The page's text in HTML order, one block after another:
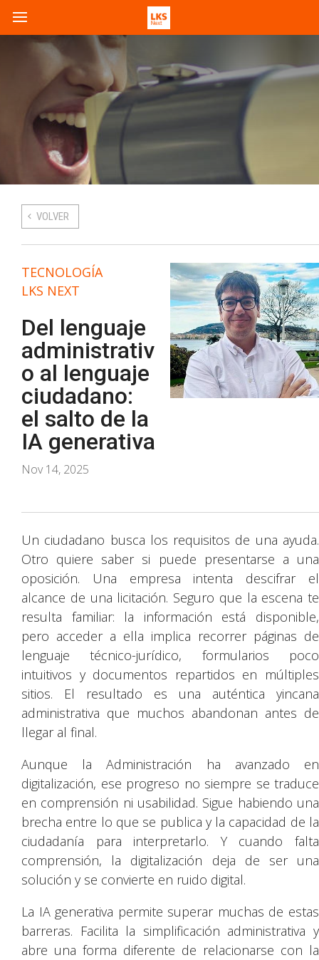
VOLVER
TECNOLOGÍA
LKS NEXT
Del lenguaje
administrativ
o al lenguaje
ciudadano:
el salto de la
IA generativa
Nov 14, 2025
Un ciudadano busca los requisitos de una ayuda.
Otro quiere saber si puede presentarse a una
oposición. Una empresa intenta descifrar el
alcance de una licitación. Seguro que la escena te
resulta familiar: la información está disponible,
pero acceder a ella implica recorrer páginas de
lenguaje técnico-jurídico, formularios poco
intuitivos y documentos repartidos en múltiples
sitios. El resultado es una auténtica yincana
administrativa que muchos abandonan antes de
llegar al final.
Aunque la Administración ha avanzado en
digitalización, ese progreso no siempre se traduce
en comprensión ni usabilidad. Sigue habiendo una
brecha entre lo que se publica y la capacidad de la
ciudadanía para interpretarlo. Y cuando falta
comprensión, la digitalización deja de ser una
solución y se convierte en ruido digital.
La IA generativa permite superar muchas de estas
barreras. Facilita la simplificación administrativa y
abre una forma diferente de relacionarse con la